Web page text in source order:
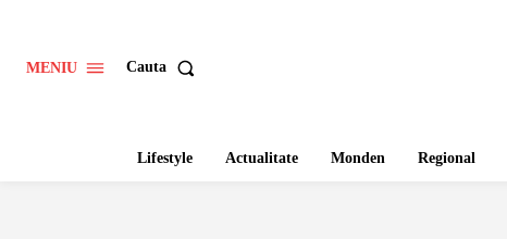
MENIU Cauta
Lifestyle Actualitate Monden Regional